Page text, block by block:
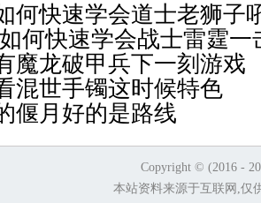
何快速学会道士老狮子
何快速学会战士雷霆一
魔龙破甲兵下一刻游戏
混世手镯这时候特色
偃月好的是路线
Copyright © (2016 -
本站资料来源于互联网,仅